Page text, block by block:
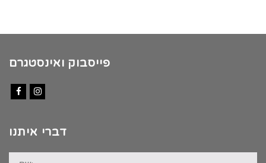
פייסבוק ואינסטגרם
דברי איתנו
שם: